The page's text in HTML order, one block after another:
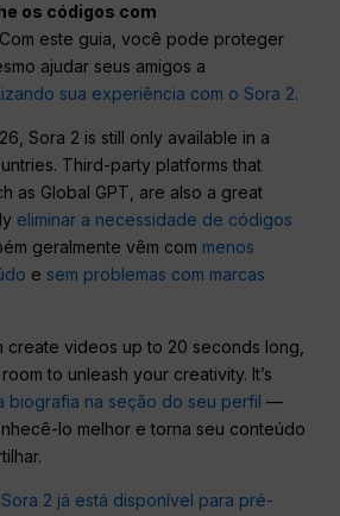
os códigos com
este guia, você pode proteger
ajudar seus amigos a
sua experiência com o Sora 2.
Sora 2 is still only available in a
Third-party platforms that
as Global GPT, are also a great
eliminar a necessidade de códigos
geralmente vêm com menos
e sem problemas com marcas
create videos up to 20 seconds long,
to unleash your creativity. It’s
biografia na seção do seu perfil —
lo melhor e torna seu conteúdo
2 já está disponível para pré-